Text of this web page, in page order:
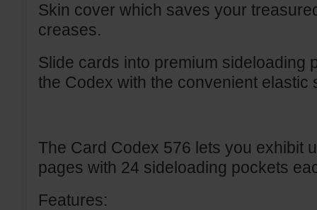
Skin cover which saves your
creases.
Slide cards into premium sideloading
the Codex with the convenient elastic
The Card Codex 576 lets you exhibit
pages with 24 sideloading pockets
Features: